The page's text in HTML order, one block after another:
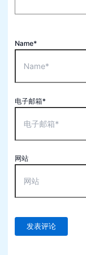
Name*
电子邮箱*
网站